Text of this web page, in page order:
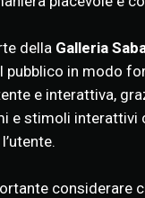
della Galleria
pubblico in modo
e interattiva,
e stimoli interattivi
considerare